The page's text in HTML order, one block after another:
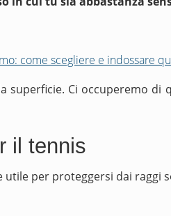
come scegliere e indossare
superficie. Ci occuperemo
il tennis
utile per proteggersi dai raggi